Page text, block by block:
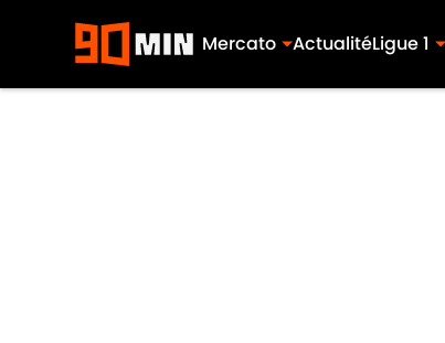
Mercato ActualitéLigue 1